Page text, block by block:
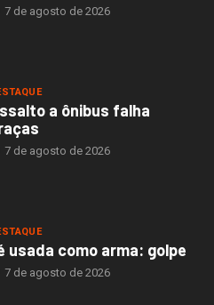
7 de agosto de 2026
a ônibus falha
7 de agosto de 2026
usada como arma: golpe
7 de agosto de 2026